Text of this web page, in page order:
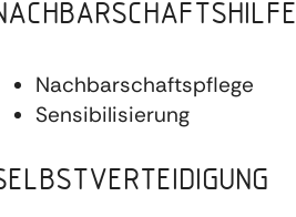
Nachbarschaftspflege
Sensibilisierung